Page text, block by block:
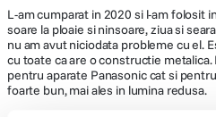
L-am cumparat in 2020 si l-am folosit
soare la ploaie si ninsoare, ziua si
nu am avut niciodata probleme cu el.
cu toate ca are o constructie
pentru aparate Panasonic cat si
foarte bun, mai ales in lumina redusa.